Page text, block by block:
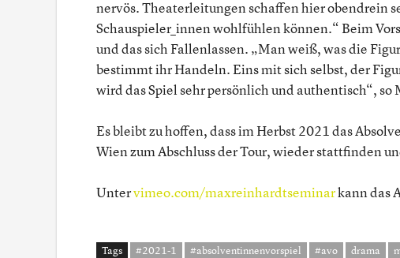
nervös. Theaterleitungen schaffen hier obendrein
Schauspieler_innen wohlfühlen können.“ Beim
und das sich Fallenlassen. „Man weiß, was die
bestimmt ihr Handeln. Eins mit sich selbst, der
wird das Spiel sehr persönlich und authentisch“, so
Es bleibt zu hoffen, dass im Herbst 2021 das
Wien zum Abschluss der Tour, wieder stattfinden
Untervimeo.com/maxreinhardtseminarkann das
Tags #2021-1 #absolventinnenvorspiel #avo drama